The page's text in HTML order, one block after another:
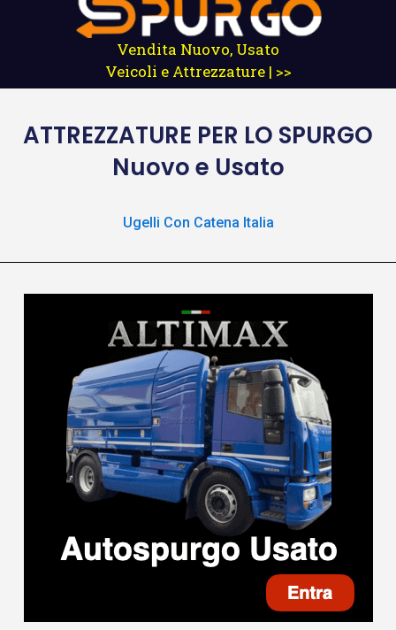
Vendita Nuovo, Usato
Veicoli e Attrezzature | >>
ATTREZZATURE PER LO SPURGO
Nuovo e Usato
Ugelli Con Catena Italia